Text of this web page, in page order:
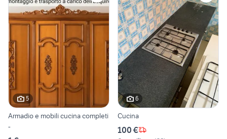
5
Armadio e mobili cucina completi
-
6
Cucina
100 €